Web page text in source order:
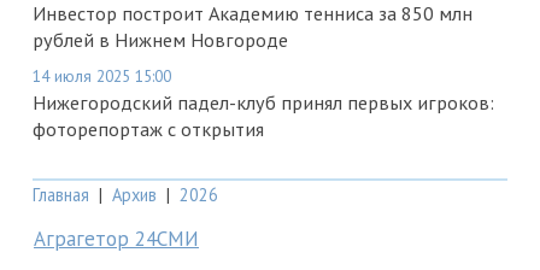
Инвестор построит Академию тенниса за 850 млн
рублей в Нижнем Новгороде
14 июля 2025 15:00
Нижегородский падел-клуб принял первых игроков:
фоторепортаж с открытия
Главная | Архив | 2026
Аграгетор 24СМИ